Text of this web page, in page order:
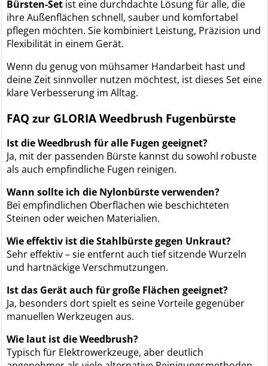
Bürsten-Set ist eine durchdachte Lösung für alle, die
ihre Außenflächen schnell, sauber und komfortabel
pflegen möchten. Sie kombiniert Leistung, Präzision und
Flexibilität in einem Gerät.
Wenn du genug von mühsamer Handarbeit hast und
deine Zeit sinnvoller nutzen möchtest, ist dieses Set eine
klare Verbesserung im Alltag.
FAQ zur GLORIA Weedbrush Fugenbürste
Ist die Weedbrush für alle Fugen geeignet?
Ja, mit der passenden Bürste kannst du sowohl robuste
als auch empfindliche Fugen reinigen.
Wann sollte ich die Nylonbürste verwenden?
Bei empfindlichen Oberflächen wie beschichteten
Steinen oder weichen Materialien.
Wie effektiv ist die Stahlbürste gegen Unkraut?
Sehr effektiv – sie entfernt auch tief sitzende Wurzeln
und hartnäckige Verschmutzungen.
Ist das Gerät auch für große Flächen geeignet?
Ja, besonders dort spielt es seine Vorteile gegenüber
manuellen Werkzeugen aus.
Wie laut ist die Weedbrush?
Typisch für Elektrowerkzeuge, aber deutlich